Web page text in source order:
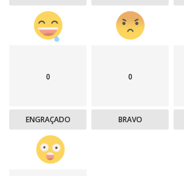
0
ENGRAÇADO
0
BRAVO